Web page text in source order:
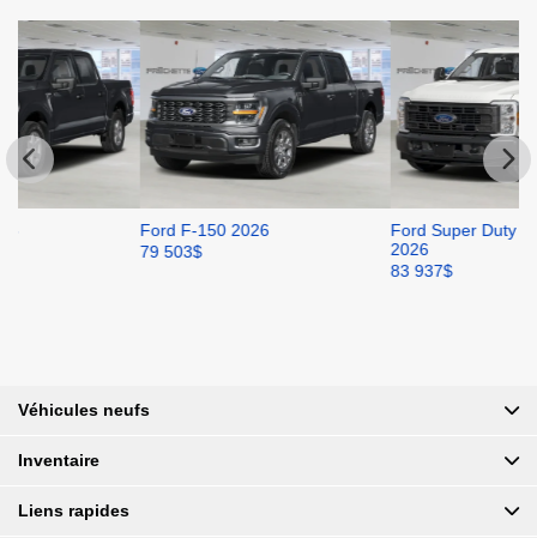
Ford F-150 2026
Ford Super Duty F-250 SRW
Véhicules neufs
Inventaire
Liens rapides